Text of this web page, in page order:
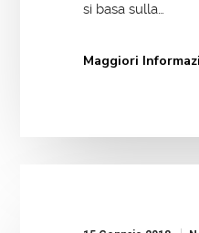
si basa sulla…
Maggiori